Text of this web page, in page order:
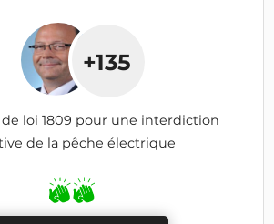
+135
une interdiction
de la pêche électrique